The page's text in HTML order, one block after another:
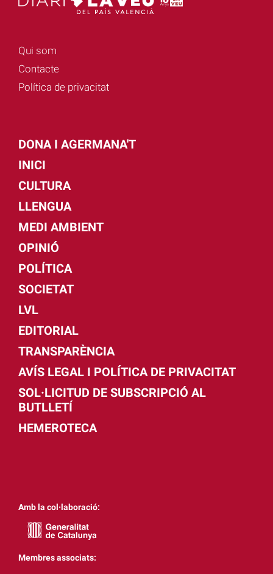
Qui som
Contacte
Política de privacitat
DONA I AGERMANA'T
INICI
CULTURA
LLENGUA
MEDI AMBIENT
OPINIÓ
POLÍTICA
SOCIETAT
LVL
EDITORIAL
TRANSPARÈNCIA
AVÍS LEGAL I POLÍTICA DE PRIVACITAT
SOL·LICITUD DE SUBSCRIPCIÓ AL
BUTLLETÍ
HEMEROTECA
Amb la col·laboració:
Membres associats: